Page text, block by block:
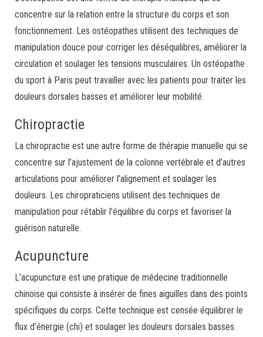
concentre sur la relation entre la structure du corps et son
fonctionnement. Les ostéopathes utilisent des techniques de
manipulation douce pour corriger les déséquilibres, améliorer la
circulation et soulager les tensions musculaires. Un ostéopathe
du sport à Paris peut travailler avec les patients pour traiter les
douleurs dorsales basses et améliorer leur mobilité.
Chiropractie
La chiropractie est une autre forme de thérapie manuelle qui se
concentre sur l’ajustement de la colonne vertébrale et d’autres
articulations pour améliorer l’alignement et soulager les
douleurs. Les chiropraticiens utilisent des techniques de
manipulation pour rétablir l’équilibre du corps et favoriser la
guérison naturelle.
Acupuncture
L’acupuncture est une pratique de médecine traditionnelle
chinoise qui consiste à insérer de fines aiguilles dans des points
spécifiques du corps. Cette technique est censée équilibrer le
flux d’énergie (chi) et soulager les douleurs dorsales basses.